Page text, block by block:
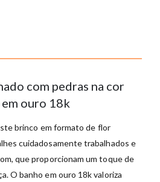
com pedras na cor
ouro 18k
brinco em formato de flor
cuidadosamente trabalhados e
que proporcionam um toque de
O banho em ouro 18k valoriza